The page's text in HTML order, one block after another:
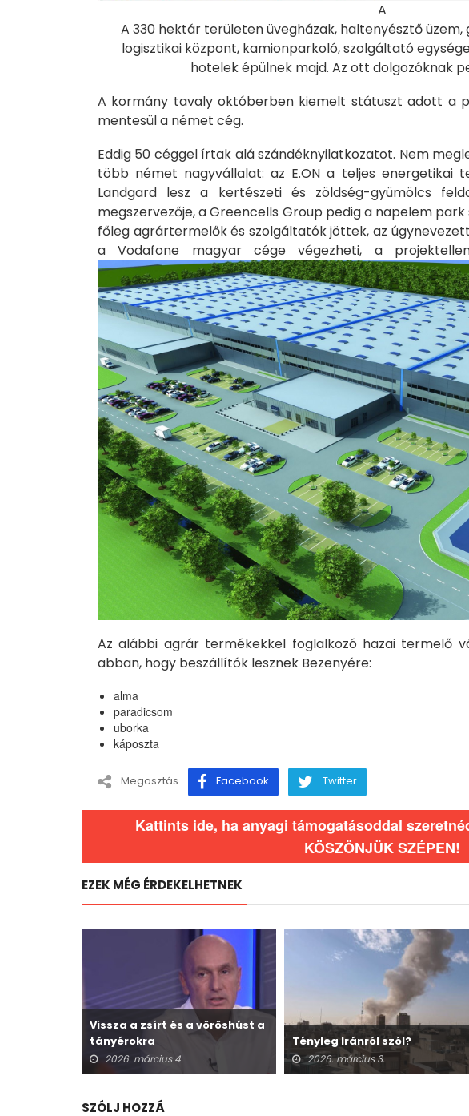
A
A 330 hektár területen üvegházak, haltenyésztő
logisztikai központ, kamionparkoló, szolgáltató
hotelek épülnek majd. Az ott dolgozóknak
A kormány tavaly októberben kiemelt státuszt adott a
mentesül a német cég.
Eddig 50 céggel írtak alá szándéknyilatkozatot. Nem
több német nagyvállalat: az E.ON a teljes energetikai
Landgard lesz a kertészeti és zöldség-gyümölcs
megszervezője, a Greencells Group pedig a napelem
főleg agrártermelők és szolgáltatók jöttek, az
a Vodafone magyar cége végezheti, a
Az alábbi agrár termékekkel foglalkozó hazai termelő
abban, hogy beszállítók lesznek Bezenyére:
alma
paradicsom
uborka
káposzta
Megosztás Facebook Twitter
Kattints ide, ha anyagi támogatásoddal
KÖSZÖNJÜK SZÉPEN!
EZEK MÉG ÉRDEKELHETNEK
Vissza a zsírt és a vöröshúst a
tányérokra
2026. március 4.
Tényleg Iránról szól?
2026. március 3.
SZÓLJ HOZZÁ